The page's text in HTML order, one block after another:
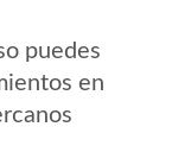
puedes
en